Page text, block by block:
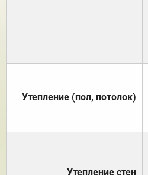
Утепление (пол, потолок)
Утепление стен